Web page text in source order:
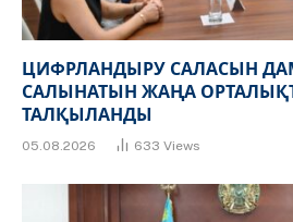
ЦИФРЛАНДЫРУ САЛАСЫН
САЛЫНАТЫН ЖАҢА
ТАЛҚЫЛАНДЫ
05.08.2026 633 Views